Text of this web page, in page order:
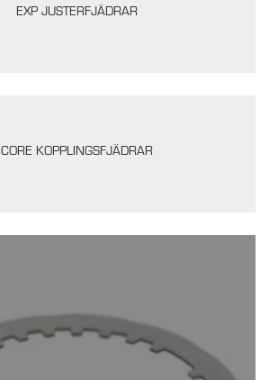
EXP JUSTERFJÄDRAR
CORE KOPPLINGSFJÄDRAR